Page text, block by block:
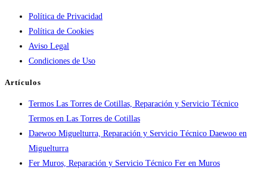
por
ciudad:
disponibilidad
real
en
España
Política de Privacidad
Política de Cookies
Aviso Legal
Condiciones de Uso
Artículos
Termos Las Torres de Cotillas, Reparación y Servicio Técnico
Termos en Las Torres de Cotillas
Daewoo Miguelturra, Reparación y Servicio Técnico Daewoo en
Miguelturra
Fer Muros, Reparación y Servicio Técnico Fer en Muros